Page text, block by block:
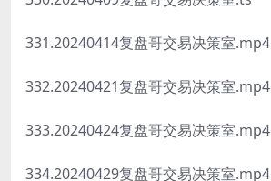
331.20240414复盘哥交易决策室.mp4
332.20240421复盘哥交易决策室.mp4
333.20240424复盘哥交易决策室.mp4
334.20240429复盘哥交易决策室.mp4